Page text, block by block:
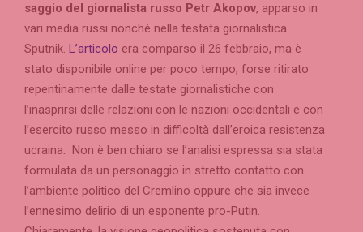
saggio del giornalista russo Petr Akopov, apparso in
vari media russi nonché nella testata giornalistica
Sputnik. L’articolo era comparso il 26 febbraio, ma è
stato disponibile online per poco tempo, forse ritirato
repentinamente dalle testate giornalistiche con
l’inasprirsi delle relazioni con le nazioni occidentali e con
l’esercito russo messo in difficoltà dall’eroica resistenza
ucraina. Non è ben chiaro se l’analisi espressa sia stata
formulata da un personaggio in stretto contatto con
l’ambiente politico del Cremlino oppure che sia invece
l’ennesimo delirio di un esponente pro-Putin.